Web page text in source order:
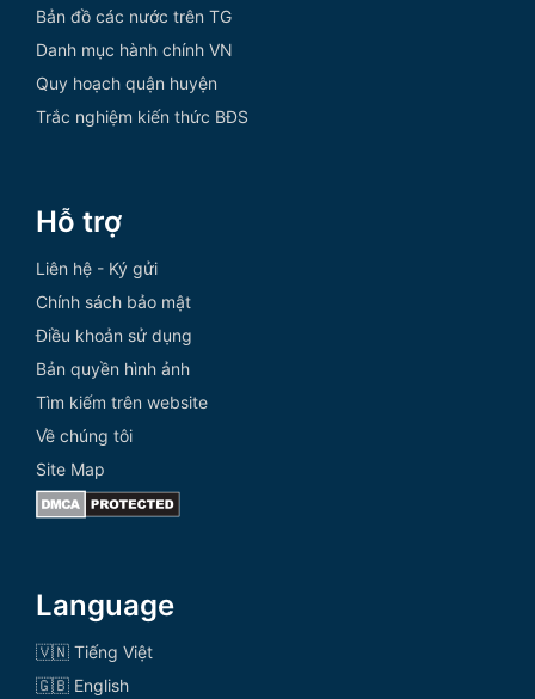
Bản đồ các nước trên TG
Danh mục hành chính VN
Quy hoạch quận huyện
Trắc nghiệm kiến thức BĐS
Hỗ trợ
Liên hệ - Ký gửi
Chính sách bảo mật
Điều khoản sử dụng
Bản quyền hình ảnh
Tìm kiếm trên website
Về chúng tôi
Site Map
Language
🇻🇳 Tiếng Việt
🇬🇧 English